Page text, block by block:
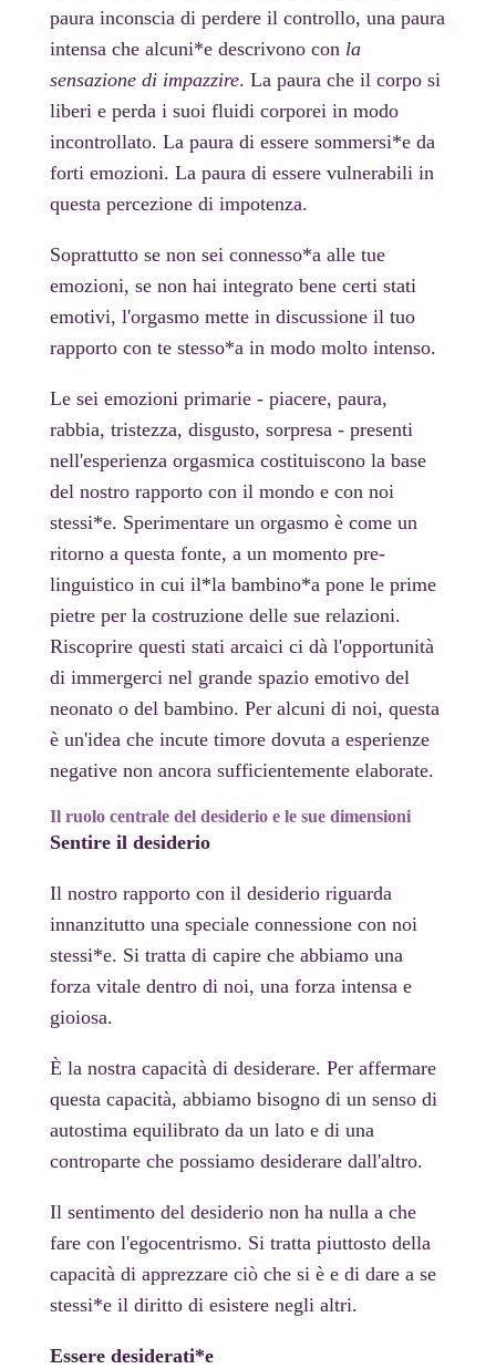
paura inconscia di perdere il controllo, una paura
intensa che alcuni*e descrivono con la
sensazione di impazzire. La paura che il corpo si
liberi e perda i suoi fluidi corporei in modo
incontrollato. La paura di essere sommersi*e da
forti emozioni. La paura di essere vulnerabili in
questa percezione di impotenza.
Soprattutto se non sei connesso*a alle tue
emozioni, se non hai integrato bene certi stati
emotivi, l'orgasmo mette in discussione il tuo
rapporto con te stesso*a in modo molto intenso.
Le sei emozioni primarie - piacere, paura,
rabbia, tristezza, disgusto, sorpresa - presenti
nell'esperienza orgasmica costituiscono la base
del nostro rapporto con il mondo e con noi
stessi*e. Sperimentare un orgasmo è come un
ritorno a questa fonte, a un momento pre-
linguistico in cui il*la bambino*a pone le prime
pietre per la costruzione delle sue relazioni.
Riscoprire questi stati arcaici ci dà l'opportunità
di immergerci nel grande spazio emotivo del
neonato o del bambino. Per alcuni di noi, questa
è un'idea che incute timore dovuta a esperienze
negative non ancora sufficientemente elaborate.
Il ruolo centrale del desiderio e le sue dimensioni
Sentire il desiderio
Il nostro rapporto con il desiderio riguarda
innanzitutto una speciale connessione con noi
stessi*e. Si tratta di capire che abbiamo una
forza vitale dentro di noi, una forza intensa e
gioiosa.
È la nostra capacità di desiderare. Per affermare
questa capacità, abbiamo bisogno di un senso di
autostima equilibrato da un lato e di una
controparte che possiamo desiderare dall'altro.
Il sentimento del desiderio non ha nulla a che
fare con l'egocentrismo. Si tratta piuttosto della
capacità di apprezzare ciò che si è e di dare a se
stessi*e il diritto di esistere negli altri.
Essere desiderati*e